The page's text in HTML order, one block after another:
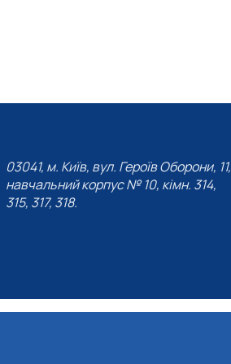
03041, м. Київ, вул. Героїв Оборони, 11,
навчальний корпус № 10, кімн. 314,
315, 317, 318.